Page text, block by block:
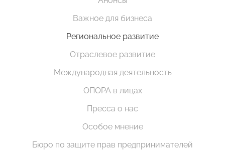
Важное для бизнеса
Региональное развитие
Отраслевое развитие
Международная деятельность
ОПОРА в лицах
Пресса о нас
Особое мнение
Бюро по защите прав предпринимателей